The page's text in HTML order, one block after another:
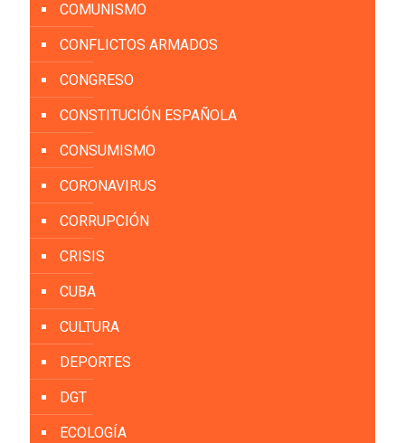
COMUNISMO
CONFLICTOS ARMADOS
CONGRESO
CONSTITUCIÓN ESPAÑOLA
CONSUMISMO
CORONAVIRUS
CORRUPCIÓN
CRISIS
CUBA
CULTURA
DEPORTES
DGT
ECOLOGÍA